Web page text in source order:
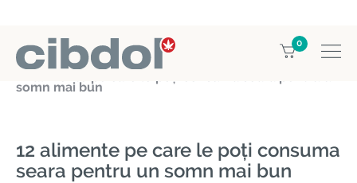
0
Home
Education
somn mai bun
12 alimente pe care le poți consuma
seara pentru un somn mai bun